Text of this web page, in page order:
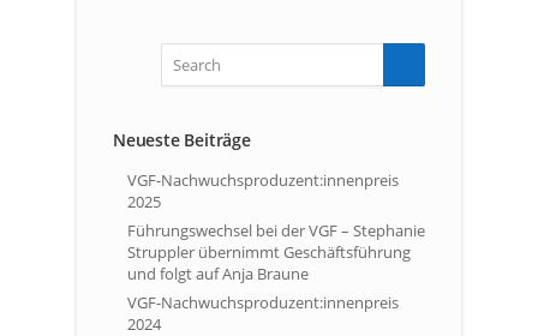
Neueste Beiträge
VGF-Nachwuchsproduzent:innenpreis
2025
Führungswechsel bei der VGF – Stephanie
Struppler übernimmt Geschäftsführung
und folgt auf Anja Braune
VGF-Nachwuchsproduzent:innenpreis
2024